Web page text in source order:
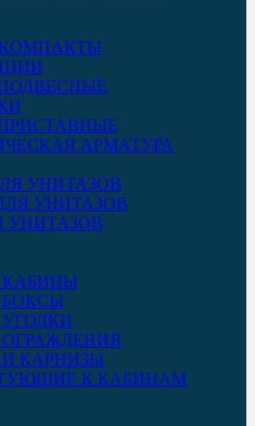
АРМАТУРА
УНИТАЗОВ
УНИТАЗОВ
УНИТАЗОВ
КАРНИЗЫ
К КАБИНАМ